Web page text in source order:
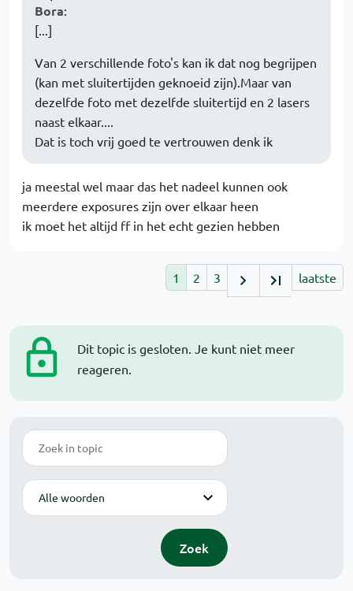
Dit topic is gesloten. Je kunt niet meer
reageren.
Zoek
Modus
Zoek
Bora:
[...]
Van 2 verschillende foto's kan ik dat nog begrijpen
(kan met sluitertijden geknoeid zijn).Maar van
dezelfde foto met dezelfde sluitertijd en 2 lasers
naast elkaar....
Dat is toch vrij goed te vertrouwen denk ik
ja meestal wel maar das het nadeel kunnen ook
meerdere exposures zijn over elkaar heen
ik moet het altijd ff in het echt gezien hebben
1 2 3 laatste